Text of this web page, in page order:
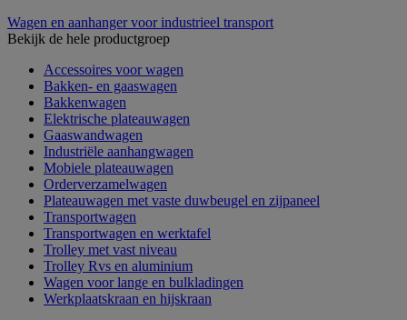
Wagen en aanhanger voor industrieel transport
Bekijk de hele productgroep
Accessoires voor wagen
Bakken- en gaaswagen
Bakkenwagen
Elektrische plateauwagen
Gaaswandwagen
Industriële aanhangwagen
Mobiele plateauwagen
Orderverzamelwagen
Plateauwagen met vaste duwbeugel en zijpaneel
Transportwagen
Transportwagen en werktafel
Trolley met vast niveau
Trolley Rvs en aluminium
Wagen voor lange en bulkladingen
Werkplaatskraan en hijskraan